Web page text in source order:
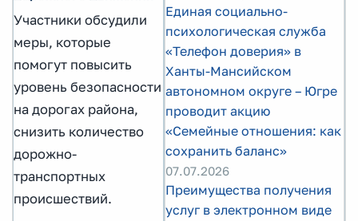
Участники обсудили
меры, которые
помогут повысить
уровень безопасности
на дорогах района,
снизить количество
дорожно-
транспортных
происшествий.
Единая социально-
психологическая служба
«Телефон доверия» в
Ханты-Мансийском
автономном округе – Югре
проводит акцию
«Семейные отношения: как
сохранить баланс»
07.07.2026
Преимущества получения
услуг в электронном виде